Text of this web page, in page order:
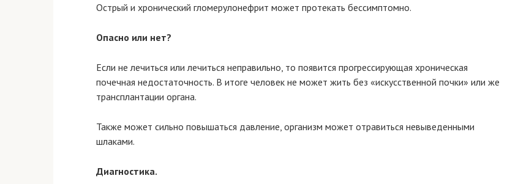
Острый и хронический гломерулонефрит может протекать бессимптомно.
Опасно или нет?
Если не лечиться или лечиться неправильно, то появится прогрессирующая хроническая
почечная недостаточность. В итоге человек не может жить без «искусственной почки» или же
трансплантации органа.
Также может сильно повышаться давление, организм может отравиться невыведенными
шлаками.
Диагностика.